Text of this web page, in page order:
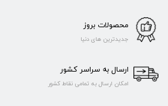
محصولات بروز
جدیدترین های دنیا
ارسال به سراسر کشور
امکان ارسال به تمامی نقاط کشور